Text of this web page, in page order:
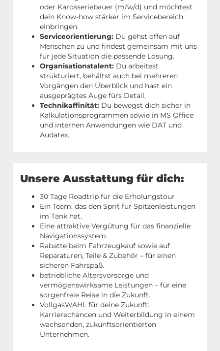
oder Karosseriebauer (m/w/d) und möchtest
dein Know-how stärker im Servicebereich
einbringen.
Serviceorientierung: Du gehst offen auf
Menschen zu und findest gemeinsam mit uns
für jede Situation die passende Lösung.
Organisationstalent: Du arbeitest
strukturiert, behältst auch bei mehreren
Vorgängen den Überblick und hast ein
ausgeprägtes Auge fürs Detail.
Technikaffinität: Du bewegst dich sicher in
Kalkulationsprogrammen sowie in MS Office
und internen Anwendungen wie DAT und
Audatex.
Unsere Ausstattung für dich:
30 Tage Roadtrip für die Erholungstour
Ein Team, das den Sprit für Spitzenleistungen
im Tank hat.
Eine attraktive Vergütung für das finanzielle
Navigationssystem.
Rabatte beim Fahrzeugkauf sowie auf
Reparaturen, Teile & Zubehör – für einen
sicheren Fahrspaß.
betriebliche Altersvorsorge und
vermögenswirksame Leistungen – für eine
sorgenfreie Reise in die Zukunft.
VollgasWAHL für deine Zukunft:
Karrierechancen und Weiterbildung in einem
wachsenden, zukunftsorientierten
Unternehmen.